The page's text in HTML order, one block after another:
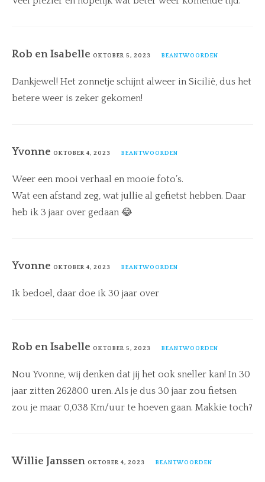
Rob en Isabelle OKTOBER 5, 2023 BEANTWOORDEN
Dankjewel! Het zonnetje schijnt alweer in Sicilië, dus het
betere weer is zeker gekomen!
Yvonne OKTOBER 4, 2023 BEANTWOORDEN
Weer een mooi verhaal en mooie foto’s.
Wat een afstand zeg, wat jullie al gefietst hebben. Daar
heb ik 3 jaar over gedaan 😂
Yvonne OKTOBER 4, 2023 BEANTWOORDEN
Ik bedoel, daar doe ik 30 jaar over
Rob en Isabelle OKTOBER 5, 2023 BEANTWOORDEN
Nou Yvonne, wij denken dat jij het ook sneller kan! In 30
jaar zitten 262800 uren. Als je dus 30 jaar zou fietsen
zou je maar 0,038 Km/uur te hoeven gaan. Makkie toch?
Willie Janssen OKTOBER 4, 2023 BEANTWOORDEN